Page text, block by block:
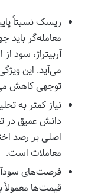
ریسک نسبتاً
معامله‌گر
آربیتراژ،
می‌آید. این
توجهی کاهش
نیاز کمتر به
دانش عمیق در
اصلی بر رصد
معاملات است.
فرصت‌های
قیمت‌ها معمولاً